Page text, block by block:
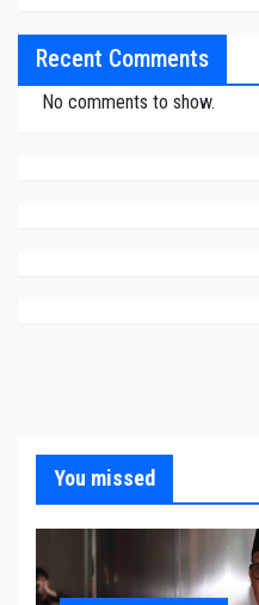
Recent Comments
No comments to show.
You missed